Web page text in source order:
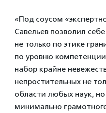
«Под соусом
Савельев позволил
не только по этике
по уровню
набор крайне
непростительных не
области любых наук,
минимально